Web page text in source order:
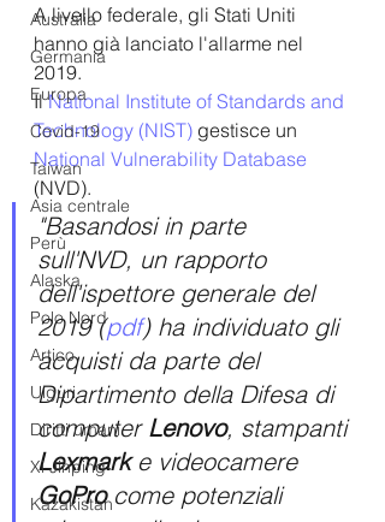
Australia
Germania
Europa
Covid-19
Taiwan
Asia centrale
Perù
Alaska
Polo Nord
Artico
Uiguri
Diritti umani
Xi Jinping
Kazakistan
A livello federale, gli Stati Uniti
hanno già lanciato l'allarme nel
2019.
Il National Institute of Standards and
Technology (NIST) gestisce un
National Vulnerability Database
(NVD).
"Basandosi in parte
sull'NVD, un rapporto
dell'ispettore generale del
2019 (pdf) ha individuato gli
acquisti da parte del
Dipartimento della Difesa di
computer Lenovo, stampanti
Lexmark e videocamere
GoPro come potenziali